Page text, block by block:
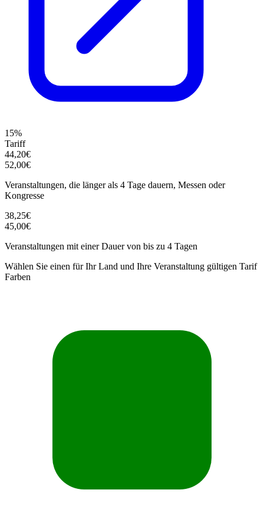
15%
Tariff
44,20€
52,00€
Veranstaltungen, die länger als 4 Tage dauern, Messen oder
Kongresse
38,25€
45,00€
Veranstaltungen mit einer Dauer von bis zu 4 Tagen
Wählen Sie einen für Ihr Land und Ihre Veranstaltung gültigen Tarif
Farben